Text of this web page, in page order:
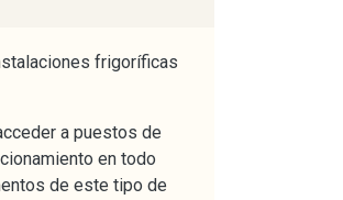
frigoríficas
a puestos de
en todo
de este tipo de